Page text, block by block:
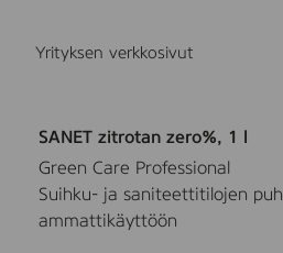
Yrityksen verkkosivut
SANET zitrotan zero%, 1 l
Green Care Professional
Suihku- ja saniteettitilojen
ammattikäyttöön